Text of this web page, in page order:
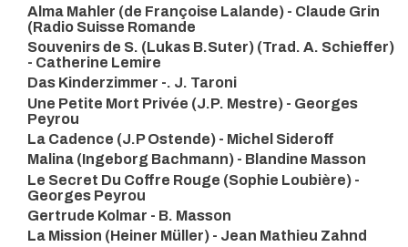
Alma Mahler (de Françoise Lalande) - Claude Grin
(Radio Suisse Romande
Souvenirs de S. (Lukas B.Suter) (Trad. A. Schieffer)
- Catherine Lemire
Das Kinderzimmer -. J. Taroni
Une Petite Mort Privée (J.P. Mestre) - Georges
Peyrou
La Cadence (J.P Ostende) - Michel Sideroff
Malina (Ingeborg Bachmann) - Blandine Masson
Le Secret Du Coffre Rouge (Sophie Loubière) -
Georges Peyrou
Gertrude Kolmar - B. Masson
La Mission (Heiner Müller) - Jean Mathieu Zahnd